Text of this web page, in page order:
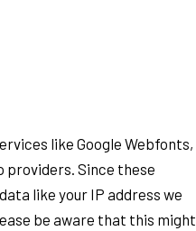
like Google Webfonts,
providers. Since these
like your IP address we
be aware that this might